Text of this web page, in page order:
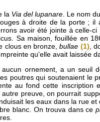
la Via del lupanare . Le nom
à droite de la porte ;
avoir été jointe à celle-
Sa maison, fouillée en
clous en bronze,bullae (1) ,
qu'elle avait laissée
aucun ornement, a un seuil
poutres qui soutenaient le
au fond cette inscription
preuve, on pourrait
les eaux dans la rue
blanc. On trouva dans ce